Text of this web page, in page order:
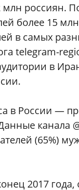
млн россиян.
более 15
в самых
telegram-
в
в России —
канала
(65%)
2017 года,